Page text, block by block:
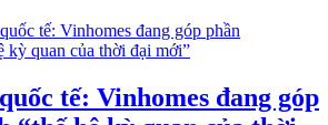
tế: Vinhomes đang góp